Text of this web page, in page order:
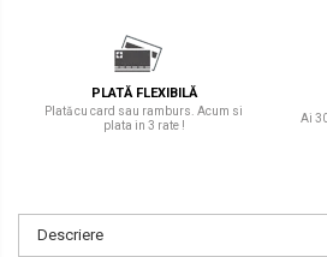
PLATĂ FLEXIBILĂ
Plată cu card sau ramburs. Acum si
plata in 3 rate !
Ai
Descriere